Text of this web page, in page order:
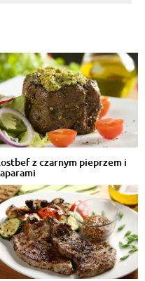
z czarnym pieprzem i